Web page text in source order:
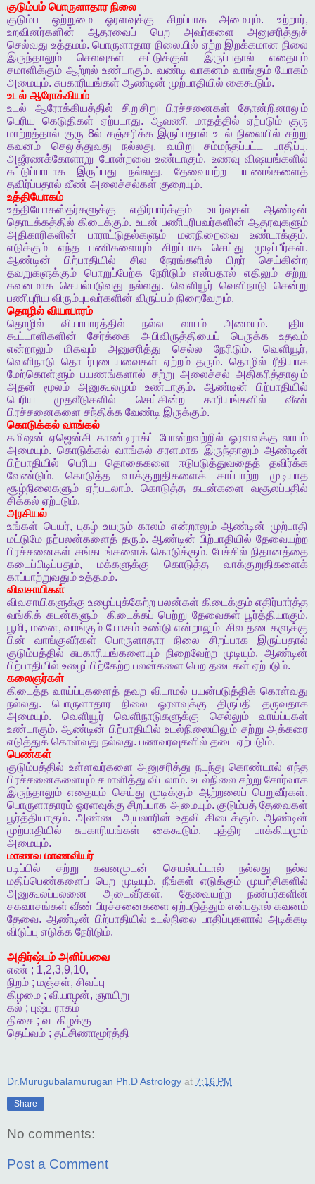
குடும்பம் பொருளாதார நிலை
குடும்ப
ஒற்றுமை ஓரளவுக்கு சிறப்பாக அமையும்.உற்றார்,
உறவினர்களின்
ஆதரவைப் பெற அவர்களை
அனுசரித்துச்
செல்வது உத்தமம்.பொருளாதார நிலையில் ஏற்ற இறக்கமான நிலை
இருந்தாலும்
செலவுகள் கட்டுக்குள் இருப்பதால்
எதையும்
சமாளிக்கும் ஆற்றல் உண்டாகும். வண்டி வாகனம் வாங்கும் யோகம்
அமையும். சுபகாரியங்கள் ஆண்டின் முற்பாதியில் கைகூடும்.
உடல் ஆரோக்கியம்
உடல்
ஆரோக்கியத்தில் சிறுசிறு பிரச்சனைகள்
தோன்றினாலும்
பெரிய
கெடுதிகள் ஏற்படாது. ஆவணி மாதத்தில் ஏற்படும் குரு
மாற்றத்தால் குரு 8ல் சஞ்சரிக்க இருப்பதால் உடல் நிலையில் சற்று
கவனம்
செலுத்துவது நல்லது. வயிறு சம்மந்தப்பட்ட பாதிப்பு,
அஜீரணக்கோளாறு போன்றவை உண்டாகும். உணவு விஷயங்களில்
கட்டுப்பாடாக
இருப்பது நல்லது. தேவையற்ற
பயணங்களைத்
தவிர்ப்பதால் வீண் அலைச்சல்கள் குறையும்.
உத்தியோகம்
உத்தியோகஸ்தர்களுக்கு
எதிர்பார்க்கும் உயர்வுகள்
ஆண்டின்
தொடக்கத்தில் கிடைக்கும். உடன் பணிபுரிபவர்களின் ஆதரவுகளும்
அதிகாரிகளின்
பாராட்டுதல்களும் மனநிறைவை உண்டாக்கும்.
எடுக்கும்
எந்த பணிகளையும் சிறப்பாக செய்து முடிப்பீர்கள்.
ஆண்டின்
பிற்பாதியில் சில நேரங்களில் பிறர்
செய்கின்ற
தவறுகளுக்கும்
பொறுப்பேற்க நேரிடும் என்பதால் எதிலும்
சற்று
கவனமாக செயல்படுவது நல்லது. வெளியூர் வெளிநாடு சென்று
பணிபுரிய விரும்புபவர்களின் விருப்பம் நிறைவேறும்.
தொழில் வியாபாரம்
தொழில்
வியாபாரத்தில் நல்ல லாபம் அமையும்.புதிய
கூட்டாளிகளின்
சேர்க்கை அபிவிருத்தியைப் பெருக்க
உதவும்
என்றாலும்
மிகவும் அனுசரித்து செல்ல நேரிடும். வெளியூர்,
வெளிநாடு தொடர்புடையவைகள் ஏற்றம் தரும்.தொழில் ரீதியாக
மேற்கொள்ளும் பயணங்களால் சற்று அலைச்சல் அதிகரித்தாலும்
அதன்
மூலம் அனுகூலமும் உண்டாகும். ஆண்டின்
பிற்பாதியில்
பெரிய
முதலீடுகளில் செய்கின்ற காரியங்களில்
வீண்
பிரச்சனைகளை சந்திக்க வேண்டி இருக்கும்.
கொடுக்கல் வாங்கல்
கமிஷன் ஏஜென்சி காண்டிராக்ட் போன்றவற்றில் ஓரளவுக்கு லாபம்
அமையும். கொடுக்கல் வாங்கல் சரளமாக இருந்தாலும் ஆண்டின்
பிற்பாதியில்
பெரிய தொகைகளை ஈடுபடுத்துவதைத்
தவிர்க்க
வேண்டும். கொடுத்த வாக்குறுதிகளைக் காப்பாற்ற
முடியாத
சூழ்நிலைகளும் ஏற்படலாம். கொடுத்த கடன்களை
வசூலப்பதில்
சிக்கல் ஏற்படும்.
அரசியல்
உங்கள் பெயர்,புகழ் உயரும் காலம் என்றாலும் ஆண்டின் முற்பாதி
மட்டுமே நற்பலன்களைத் தரும்.ஆண்டின் பிற்பாதியில் தேவையற்ற
பிரச்சனைகள் சங்கடங்களைக் கொடுக்கும். பேச்சில் நிதானத்தை
கடைப்பிடிப்பதும், மக்களுக்கு கொடுத்த
வாக்குறுதிகளைக்
காப்பாற்றுவதும் உத்தமம்.
விவசாயிகள்
விவசாயிகளுக்கு உழைப்புக்கேற்ற பலன்கள் கிடைக்கும் எதிர்பார்த்த
வங்கிக் கடன்களும் கிடைக்கப் பெற்று தேவைகள் பூர்த்தியாகும்.
பூமி, மனை,வாங்கும் யோகம் உண்டு என்றாலும் சில தடைகளுக்கு
பின்
வாங்குவீர்கள் பொருளாதார நிலை சிறப்பாக
இருப்பதால்
குடும்பத்தில் சுபகாரியங்களையும் நிறைவேற்ற முடியும். ஆண்டின்
பிற்பாதியில் உழைப்பிற்கேற்ற பலன்களை பெற தடைகள் ஏற்படும்.
கலைஞர்கள்
கிடைத்த வாய்ப்புகளைத் தவற விடாமல் பயன்படுத்திக் கொள்வது
நல்லது. பொருளாதார நிலை ஓரளவுக்கு திருப்தி
தருவதாக
அமையும். வெளியூர் வெளிநாடுகளுக்கு செல்லும்
வாய்ப்புகள்
உண்டாகும்.ஆண்டின் பிற்பாதியில் உடல்நிலையிலும் சற்று அக்கரை
எடுத்துக் கொள்வது நல்லது. பணவரவுகளில் தடை ஏற்படும்.
பெண்கள்
குடும்பத்தில் உள்ளவர்களை அனுசரித்து நடந்து கொண்டால் எந்த
பிரச்சனைகளையும் சமாளித்து விடலாம். உடல்நிலை சற்று சோர்வாக
இருந்தாலும் எதையும் செய்து முடிக்கும் ஆற்றலைப் பெறுவீர்கள்.
பொருளாதாரம் ஓரளவுக்கு சிறப்பாக அமையும். குடும்பத் தேவைகள்
பூர்த்தியாகும். அண்டை அயலாரின் உதவி கிடைக்கும்.ஆண்டின்
முற்பாதியில்
சுபகாரியங்கள் கைகூடும். புத்திர
பாக்கியமும்
அமையும்.
மாணவ மாணவியர்
படிப்பில்
சற்று கவனமுடன் செயல்பட்டால் நல்லது
நல்ல
மதிப்பெண்களைப் பெற முடியும். நீங்கள் எடுக்கும் முயற்சிகளில்
அனுகூலப்பலனை
அடைவீர்கள். தேவையற்ற
நண்பர்களின்
சகவாசங்கள் வீண் பிரச்சனைகளை ஏற்படுத்தும் என்பதால் கவனம்
தேவை. ஆண்டின் பிற்பாதியில் உடல்நிலை பாதிப்புகளால் அடிக்கடி
விடுப்பு எடுக்க நேரிடும்.
அதிர்ஷ்டம் அளிப்பவை
எண் ; 1,2,3,9,10,
நிறம் ; மஞ்சள், சிவப்பு
கிழமை ; வியாழன், ஞாயிறு
கல் ; புஷ்ப ராகம்
திசை ; வடகிழக்கு
தெய்வம் ; தட்சிணாமூர்த்தி
Dr.Murugubalamurugan Ph.D Astrology at 7:16 PM
Share
No comments:
Post a Comment